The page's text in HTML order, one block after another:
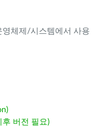
영체제/시스템에서 사용
후 버전 필요)